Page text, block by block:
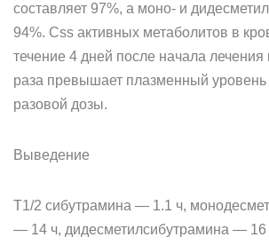
составляет 97%, а моно- и
94%. Css активных метаболитов в
течение 4 дней после начала
раза превышает плазменный
разовой дозы.
Выведение
T1/2 сибутрамина — 1.1 ч,
— 14 ч, дидесметилсибутрамина — 16